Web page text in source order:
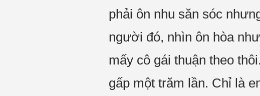
phải ôn nhu săn sóc
người đó, nhìn ôn hòa
mấy cô gái thuận theo
gấp một trăm lần. Chỉ là